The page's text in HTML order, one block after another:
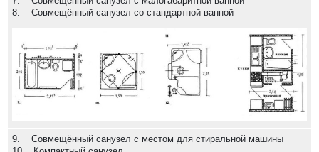
8. Совмещённый санузел со стандартной ванной
9. Совмещённый санузел с местом для стиральной машины